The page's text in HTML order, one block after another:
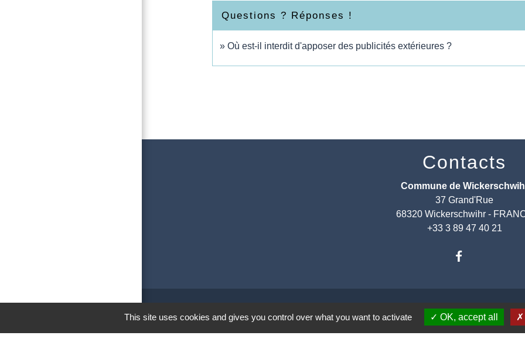
Questions ? Réponses !
Où est-il interdit d'apposer des publicités extérieures ?
Contacts
Commune de
37 Grand'Rue
68320 Wickerschwihr -
+33 3 89 47 40 21
Mentions légales - Politique de confidentialité - Accessibilité -
This site uses cookies and gives you control over what you want to activate OK, accept all